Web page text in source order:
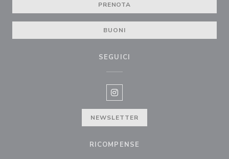
PRENOTA
BUONI
SEGUICI
Instagram ((apre una nuova
NEWSLETTER
RICOMPENSE